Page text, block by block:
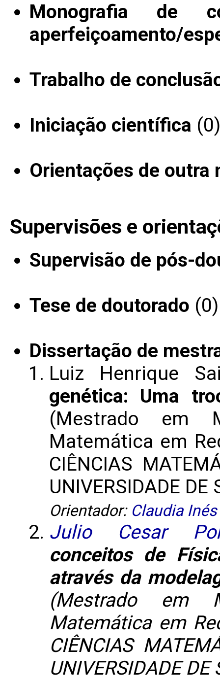
Monografia de
aperfeiçoamento/
Trabalho de
Iniciação científica (0)
Orientações de outra
Supervisões e
Supervisão de pós-
Tese de doutorado (0)
Dissertação de
Luiz Henrique
genética: Uma
(Mestrado em
Matemática em
CIÊNCIAS
UNIVERSIDADE DE
Orientador: Claudia
Julio Cesar
conceitos de
através da
(Mestrado em
Matemática em
CIÊNCIAS
UNIVERSIDADE DE